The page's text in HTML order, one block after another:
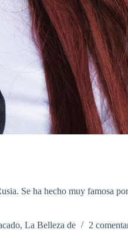
Se ha hecho muy famosa
, La Belleza de 2